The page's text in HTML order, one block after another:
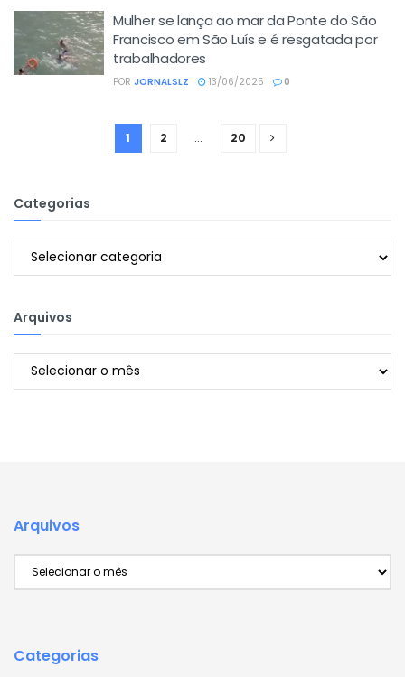
Mulher se lança ao mar da Ponte do São
Francisco em São Luís e é resgatada por
trabalhadores
POR JORNALSLZ 13/06/2025 0
1 2 … 20
Categorias
Categorias
Arquivos
Arquivos
Arquivos
Categorias